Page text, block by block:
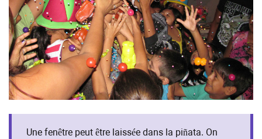
Une fenêtre peut être laissée dans la piñata. On